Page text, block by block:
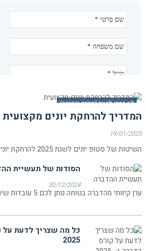
לא מזיק לדעת (טיפים והדרכה)
המדריך להרחקת יונים מקצועית
19/01/2025
השיטות של סטופ יונים לשנת 2025 להרחקת יונים
הסודות של תעשיית
30/12/2024
ערן קיוותי מהדברה בטוחה נותן לכם 5 עובדות שיחסכו לכם כסף
כל מה שצריך לדעת על
2025